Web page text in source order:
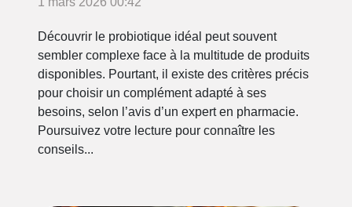
Découvrir le probiotique idéal peut souvent
sembler complexe face à la multitude de produits
disponibles. Pourtant, il existe des critères précis
pour choisir un complément adapté à ses
besoins, selon l’avis d’un expert en pharmacie.
Poursuivez votre lecture pour connaître les
conseils...